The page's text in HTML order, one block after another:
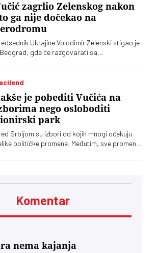
zagrlio Zelenskog nakon
ga nije dočekao na
Ukrajine Volodimir Zelenski stigao je
gde će razgovarati sa
Đurom Macutom. Ovo je njegova
zvanična poseta Srbiji. Dolazak Zelenskog
gde ga je umesto Vučića dočekala
energetike Dubravka Đedović
je pobediti Vučića na
nego osloboditi
park
Srbijom su izbori od kojih mnogi očekuju
političke promene. Međutim, sve promene
parkova, a „Ćacilend” još uvek okupira
Komentar
nema kajanja